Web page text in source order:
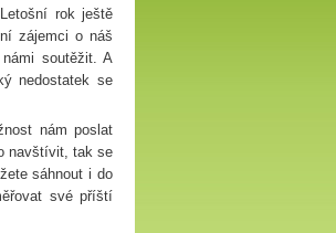
rok ještě
zájemci o náš
soutěžit. A
nedostatek se
nám poslat
navštívit, tak se
sáhnout i do
své příští